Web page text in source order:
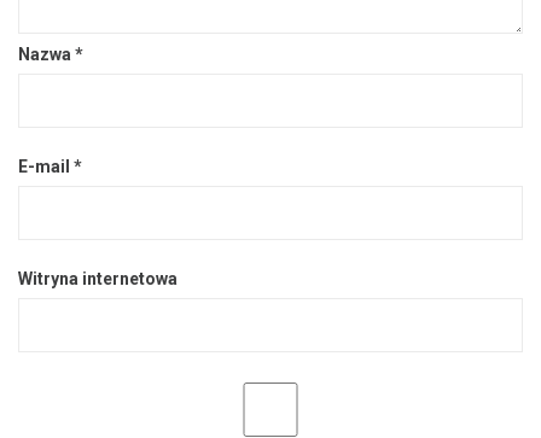
Nazwa *
E-mail *
Witryna internetowa